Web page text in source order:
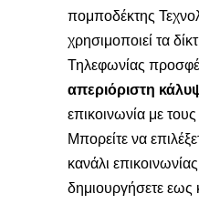
πομποδέκτης
χρησιμοποιεί τα
Τηλεφωνίας
απεριόριστη
επικοινωνία με
Μπορείτε να
κανάλι
δημιουργήσετε εως